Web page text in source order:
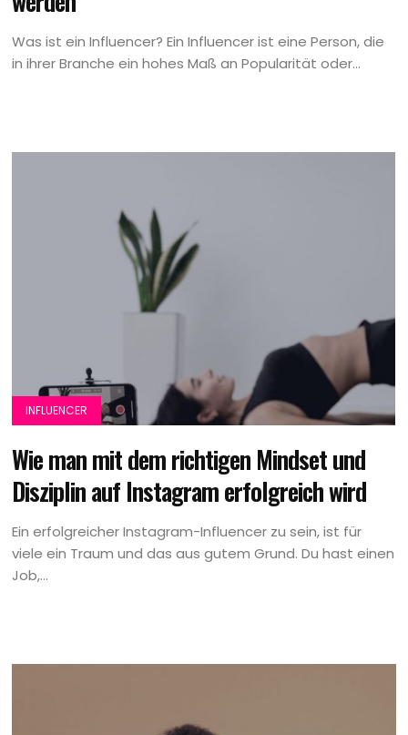
Was ist ein Influencer? Ein Influencer ist eine Person, die
in ihrer Branche ein hohes Maß an Popularität oder...
INFLUENCER
Wie man mit dem richtigen Mindset und
Disziplin auf Instagram erfolgreich wird
Ein erfolgreicher Instagram-Influencer zu sein, ist für
viele ein Traum und das aus gutem Grund. Du hast einen
Job,...